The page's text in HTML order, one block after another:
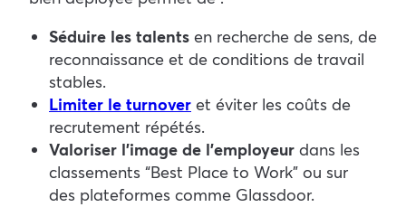
Séduire les talents en recherche de sens, de
reconnaissance et de conditions de travail
stables.
Limiter le turnover et éviter les coûts de
recrutement répétés.
Valoriser l’image de l’employeur dans les
classements “Best Place to Work” ou sur
des plateformes comme Glassdoor.